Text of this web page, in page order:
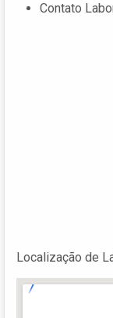
Contato
Localização de